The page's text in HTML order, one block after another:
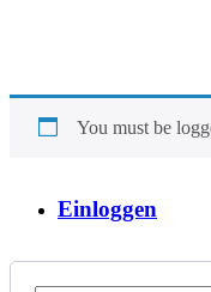
You must be
Einloggen